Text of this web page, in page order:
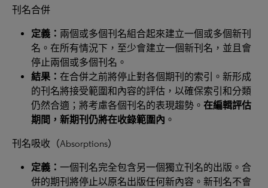
刊名合併
定義： 兩個或多個刊名組合起來建立一個或多個新刊
名。在所有情況下，至少會建立一個新刊名，並且會
停止兩個或多個刊名。
結果： 在合併之前將停止對各個期刊的索引。新形成
的刊名將接受範圍和內容的評估，以確保索引和分類
仍然合適；將考慮各個刊名的表現趨勢。 在編輯評估
期間，新期刊仍將在收錄範圍內 。
刊名吸收（Absorptions）
定義： 一個刊名完全包含另一個獨立刊名的出版。合
併的期刊將停止以原名出版任何新內容。新刊名不會